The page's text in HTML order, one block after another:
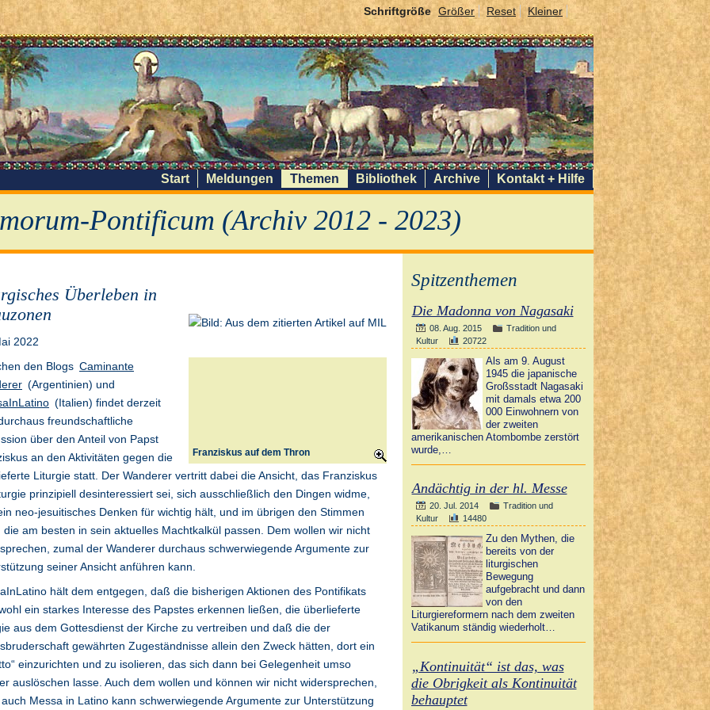
Pontificum (Archiv 2012 - 2023)
Schriftgröße Größer Reset Kleiner
Start Meldungen Themen Bibliothek Archive Kontakt + Hilfe
Überleben in
2022
Franziskus auf dem Thron
den Blogs Caminante
(Argentinien) und
(Italien) findet derzeit
freundschaftliche
über den Anteil von Papst
an den Aktivitäten gegen die
Liturgie statt. Der Wanderer vertritt dabei die Ansicht, das Franziskus
prinzipiell desinteressiert sei, sich ausschließlich den Dingen widme,
neo-jesuitisches Denken für wichtig hält, und im übrigen den Stimmen
die am besten in sein aktuelles Machtkalkül passen. Dem wollen wir nicht
zumal der Wanderer durchaus schwerwiegende Argumente zur
seiner Ansicht anführen kann.
hält dem entgegen, daß die bisherigen Aktionen des Pontifikats
ein starkes Interesse des Papstes erkennen ließen, die überlieferte
aus dem Gottesdienst der Kirche zu vertreiben und daß die der
gewährten Zugeständnisse allein den Zweck hätten, dort ein
einzurichten und zu isolieren, das sich dann bei Gelegenheit umso
auslöschen lasse. Auch dem wollen und können wir nicht widersprechen,
Messa in Latino kann schwerwiegende Argumente zur Unterstützung
Spitzenthemen
Die Madonna von Nagasaki
08. Aug. 2015
Tradition und
Kultur
20722
Als am 9. August
1945 die japanische
Großsstadt Nagasaki
mit damals etwa 200
000 Einwohnern von
der zweiten
amerikanischen Atombombe zerstört
wurde,…
Andächtig in der hl. Messe
20. Jul. 2014
Tradition und
Kultur
14480
Zu den Mythen, die
bereits von der
liturgischen
Bewegung
aufgebracht und dann
von den
Liturgiereformern nach dem zweiten
Vatikanum ständig wiederholt…
„Kontinuität“ ist das, was
die Obrigkeit als Kontinuität
behauptet